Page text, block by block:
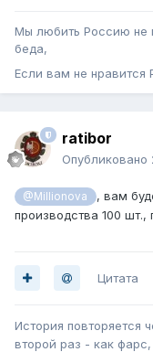
Мы любить Россию не
беда,
Если вам не нравится
ratibor
Опубликовано
@Millionova
, вам
производства 100 шт.,
Цитата
История повторяется
второй раз - как